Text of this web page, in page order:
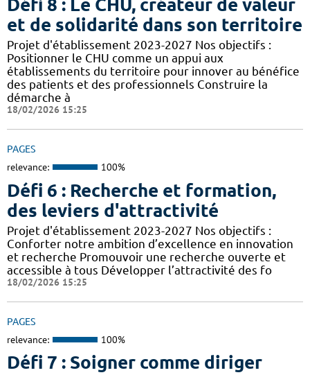
Défi 8 : Le CHU, créateur de valeur
et de solidarité dans son territoire
Projet d'établissement 2023-2027 Nos objectifs :
Positionner le CHU comme un appui aux
établissements du territoire pour innover au bénéfice
des patients et des professionnels Construire la
démarche à
18/02/2026 15:25
PAGES
relevance: 100%
Défi 6 : Recherche et formation,
des leviers d'attractivité
Projet d'établissement 2023-2027 Nos objectifs :
Conforter notre ambition d’excellence en innovation
et recherche Promouvoir une recherche ouverte et
accessible à tous Développer l’attractivité des fo
18/02/2026 15:25
PAGES
relevance: 100%
Défi 7 : Soigner comme diriger